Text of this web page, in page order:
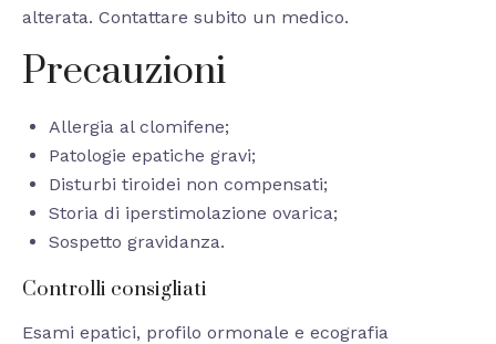
alterata. Contattare subito un medico.
Precauzioni
Allergia al clomifene;
Patologie epatiche gravi;
Disturbi tiroidei non compensati;
Storia di iperstimolazione ovarica;
Sospetto gravidanza.
Controlli consigliati
Esami epatici, profilo ormonale e ecografia